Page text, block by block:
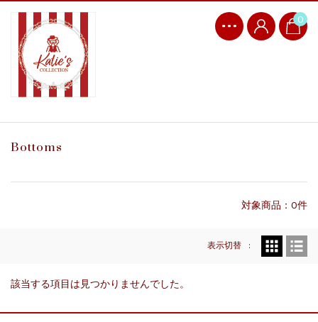
0
Bottoms
対象商品：0件
表示切替
該当する項目は見つかりませんでした。